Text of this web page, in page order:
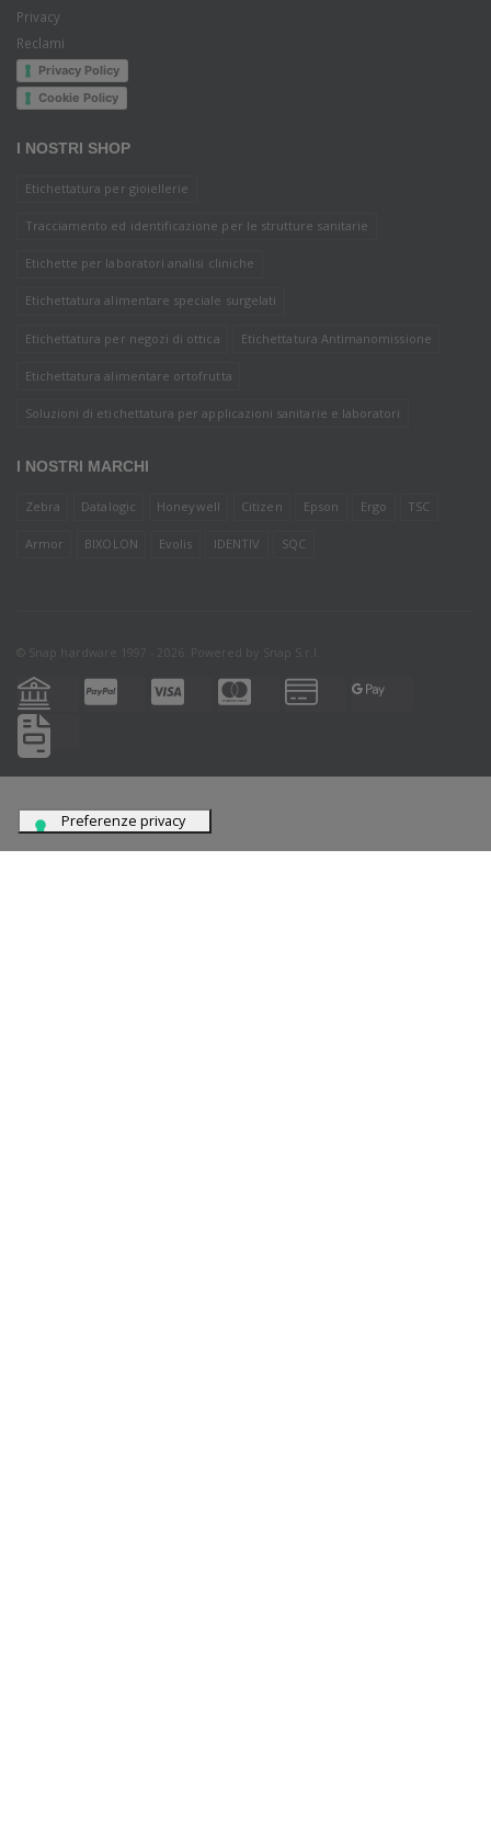
Privacy
Reclami
Privacy Policy
Cookie Policy
I NOSTRI SHOP
Etichettatura per gioiellerie
Tracciamento ed identificazione per le strutture sanitarie
Etichette per laboratori analisi cliniche
Etichettatura alimentare speciale surgelati
Etichettatura per negozi di ottica Etichettatura Antimanomissione
Etichettatura alimentare ortofrutta
Soluzioni di etichettatura per applicazioni sanitarie e laboratori
I NOSTRI MARCHI
Zebra Datalogic Honeywell Citizen Epson Ergo TSC
Armor BIXOLON Evolis IDENTIV SQC
© Snap hardware 1997 - 2026. Powered by Snap S.r.l.